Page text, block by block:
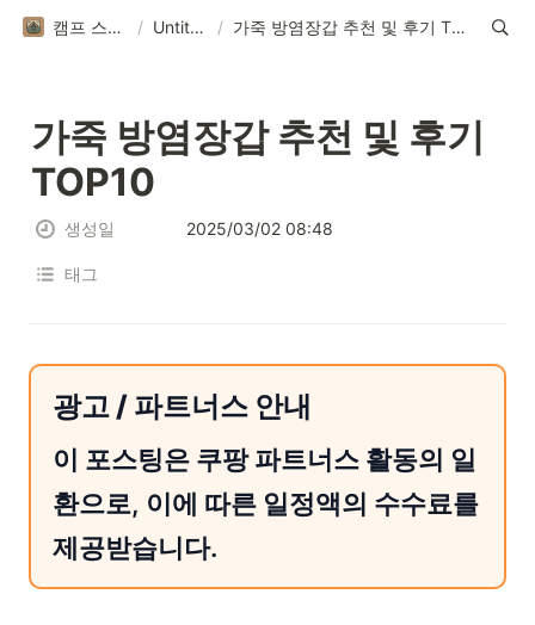
캠프 스토리 / Untitled / 가죽 방염장갑 추천 및 후기 TOP10
가죽 방염장갑 추천 및 후기
TOP10
생성일 2025/03/02 08:48
태그
광고 / 파트너스 안내
이 포스팅은 쿠팡 파트너스 활동의 일
환으로, 이에 따른 일정액의 수수료를
제공받습니다.